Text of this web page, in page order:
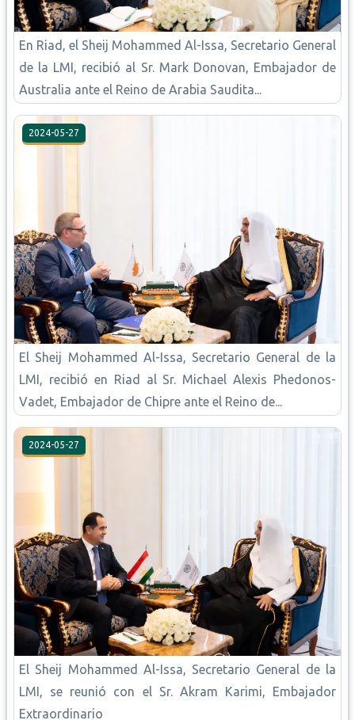
En Riad, el Sheij Mohammed Al-Issa, Secretario General
de la LMI, recibió al Sr. Mark Donovan, Embajador de
Australia ante el Reino de Arabia Saudita...
2024-05-27
El Sheij Mohammed Al-Issa, Secretario General de la
LMI, recibió en Riad al Sr. Michael Alexis Phedonos-
Vadet, Embajador de Chipre ante el Reino de...
2024-05-27
El Sheij Mohammed Al-Issa, Secretario General de la
LMI, se reunió con el Sr. Akram Karimi, Embajador
Extraordinario